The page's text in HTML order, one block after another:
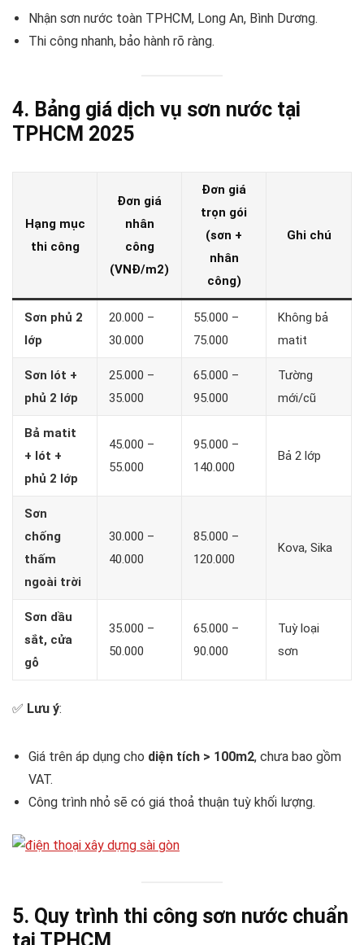
Nhận sơn nước toàn TPHCM, Long An, Bình Dương.
Thi công nhanh, bảo hành rõ ràng.
4. Bảng giá dịch vụ sơn nước tại
TPHCM 2025
Hạng mục
thi công
Đơn giá
nhân
công
(VNĐ/m2)
Đơn giá
trọn gói
(sơn +
nhân
công)
Ghi chú
Sơn phủ 2
lớp
20.000 –
30.000
55.000 –
75.000
Không bả
matit
Sơn lót +
phủ 2 lớp
25.000 –
35.000
65.000 –
95.000
Tường
mới/cũ
Bả matit
+ lót +
phủ 2 lớp
45.000 –
55.000
95.000 –
140.000
Bả 2 lớp
Sơn
chống
thấm
ngoài trời
30.000 –
40.000
85.000 –
120.000
Kova, Sika
Sơn dầu
sắt, cửa
gỗ
35.000 –
50.000
65.000 –
90.000
Tuỳ loại
sơn
✅ Lưu ý:
Giá trên áp dụng cho diện tích > 100m2, chưa bao gồm
VAT.
Công trình nhỏ sẽ có giá thoả thuận tuỳ khối lượng.
5. Quy trình thi công sơn nước chuẩn